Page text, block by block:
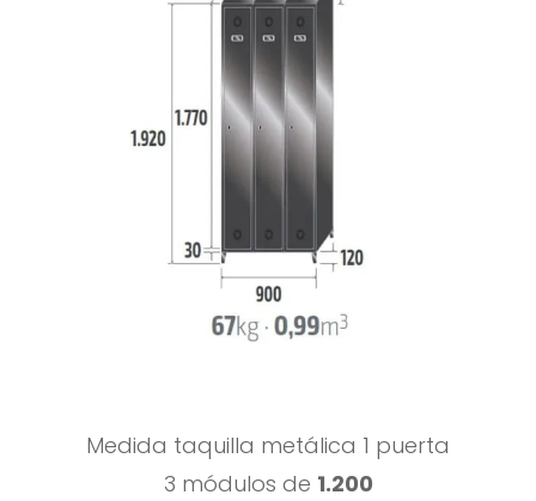
Medida taquilla metálica 1 puerta
3 módulos de 1.200